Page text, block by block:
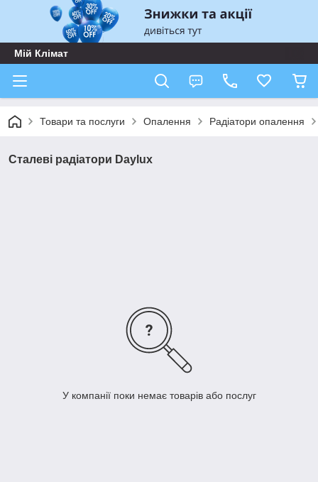
Мій Клімат
Товари та послуги Опалення Радіатори опалення
Сталеві радіатори Daylux
У компанії поки немає товарів або послуг